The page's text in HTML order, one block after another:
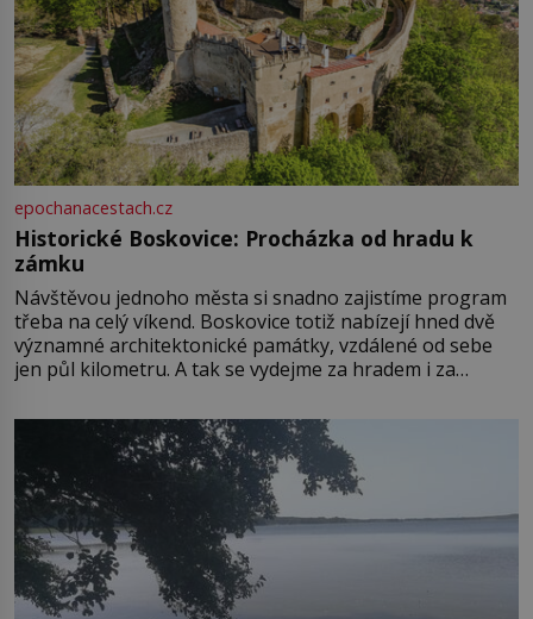
epochanacestach.cz
Historické Boskovice: Procházka od hradu k
zámku
Návštěvou jednoho města si snadno zajistíme program
třeba na celý víkend. Boskovice totiž nabízejí hned dvě
významné architektonické památky, vzdálené od sebe
jen půl kilometru. A tak se vydejme za hradem i za
Boskovice na okraji Drahanské vrchoviny vznikla někdy
ve13. století, a už v roce 1313 kronikáři zaznamenali